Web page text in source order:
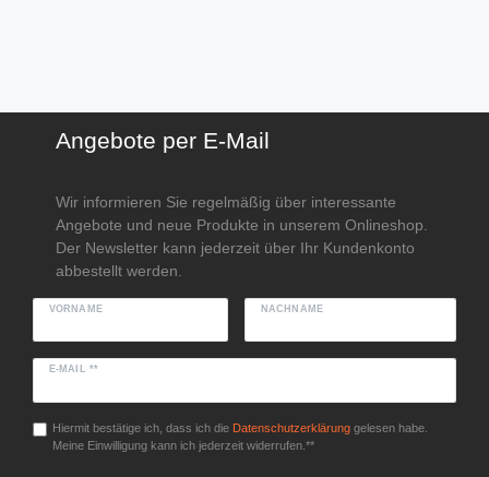
Angebote per E-Mail
Wir informieren Sie regelmäßig über interessante
Angebote und neue Produkte in unserem Onlineshop.
Der Newsletter kann jederzeit über Ihr Kundenkonto
abbestellt werden.
VORNAME NACHNAME
E-MAIL **
Hiermit bestätige ich, dass ich die Daten­schutz­erklärunggelesen habe.
Meine Einwilligung kann ich jederzeit widerrufen.**